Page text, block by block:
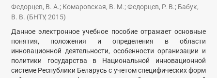
Федорцев, В. А.; Комаровская, В. М.;Федорцев, Р. В.; Бабук,
В. В. (БНТУ,2015)
Данное электронное учебное пособие отражает основные
понятия, положения и определения в области
инновационной деятельности, особенности организации и
политики государства в Национальной инновационной
системе Республики Беларусь с учетом специфических форм